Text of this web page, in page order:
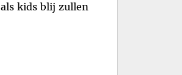
kids blij zullen